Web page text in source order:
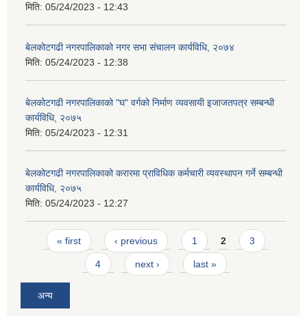
मिति: 05/24/2023 - 12:43
बेलकोटगढी नगरपालिकाको नगर सभा संचालन कार्यविधि, २०७४
मिति: 05/24/2023 - 12:38
बेलकोटगढी नगरपालिकाको "घ" वर्गको निर्माण व्यवसायी इजाजतपत्र सम्बन्धी
कार्यविधि, २०७५
मिति: 05/24/2023 - 12:31
बेलकोटगढी नगरपालिकाको करारमा प्राविधिक कर्मचारी व्यवस्थापन गर्ने सम्बन्धी
कार्यविधि, २०७५
मिति: 05/24/2023 - 12:27
Pages
« first ‹ previous 1 2 3
4 next › last »
अन्य